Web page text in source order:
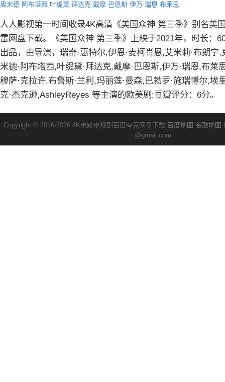
奥米德·阿布塔西 叶缇黛·拜达克 戴摩·巴恩斯 伊万·瑞恩 布莱思
人人影视第一时间收录4K高清《美国众神 第三季》别名美
雷网盘下载。《美国众神 第三季》上映于2021年，时长：
出品，由导演，瑞奇·惠特尔,伊恩·麦柯肖恩,艾米莉·布朗宁,
米德·阿布塔西,叶缇黛·拜达克,戴摩·巴恩斯,伊万·瑞恩,布莱
穆萨·克拉许,布鲁斯·兰利,玛丽莲·曼森,巴勃罗·施瑞博尔,埃
克·杰克逊,AshleyReyes 等主演的欧美剧;豆瓣评分：6分。
Copyright © 2016-2026 4K电影电视剧百度夸克网盘下载 百度地图 谷歌地图
@gmail.com